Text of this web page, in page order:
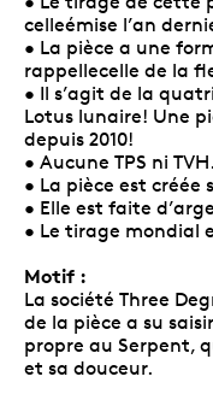
celleémise l’an
• La pièce a une
rappellecelle de la
• Il s’agit de la
Lotus lunaire! Une
depuis 2010!
• Aucune TPS ni TVH.
• La pièce est
• Elle est faite
• Le tirage mondial
Motif :
La société Three
de la pièce a su
propre au Serpent,
et sa douceur.